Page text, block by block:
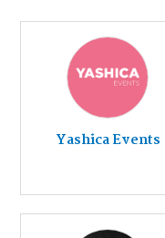
Yashica Events